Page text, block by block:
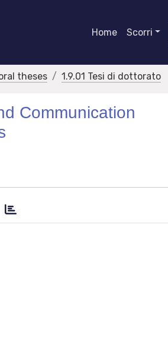
Home Scorri
theses 1.9.01 Tesi di dottorato
Communication